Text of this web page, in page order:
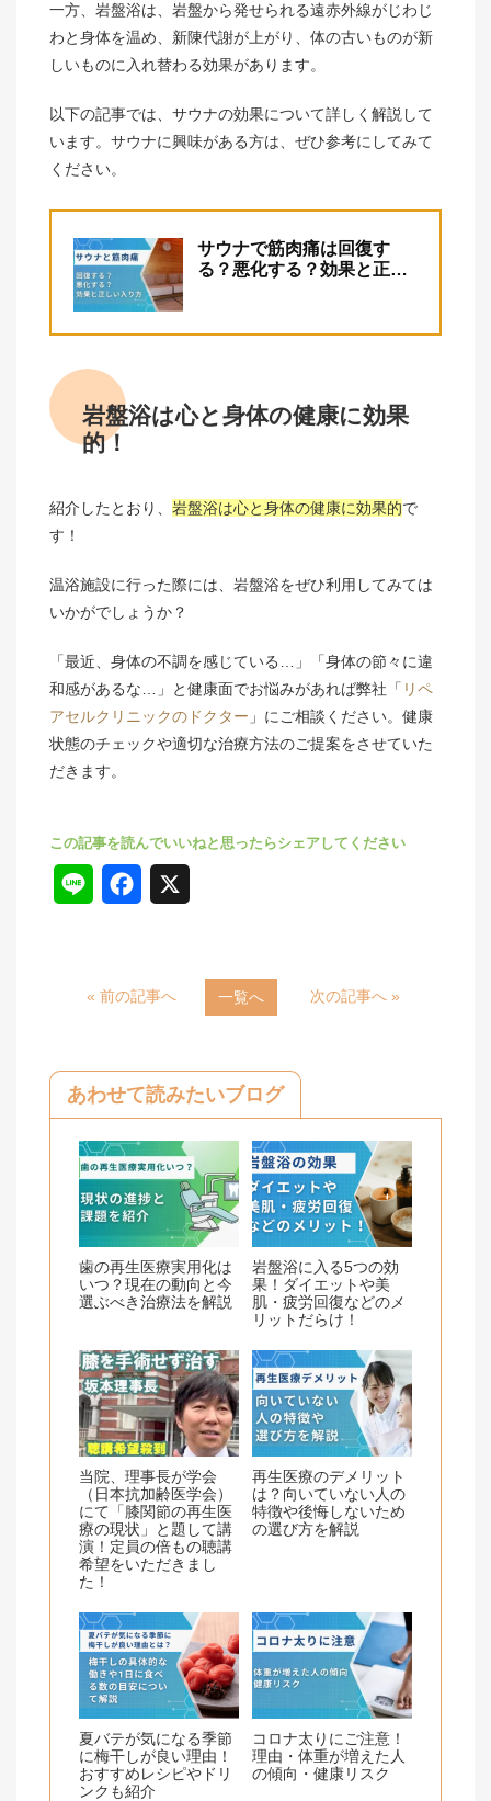
一方、岩盤浴は、岩盤から発せられる遠赤外線がじわじ
わと身体を温め、新陳代謝が上がり、体の古いものが新
しいものに入れ替わる効果があります。
以下の記事では、サウナの効果について詳しく解説して
います。サウナに興味がある方は、ぜひ参考にしてみて
ください。
サウナで筋肉痛は回復す
る？悪化する？効果と正し
岩盤浴は心と身体の健康に効果
的！
紹介したとおり、 岩盤浴は心と身体の健康に効果的で
す！
温浴施設に行った際には、岩盤浴をぜひ利用してみては
いかがでしょうか？
「最近、身体の不調を感じている…」「身体の節々に違
和感があるな…」と健康面でお悩みがあれば弊社「 リペ
アセルクリニックのドクター 」にご相談ください。健康
状態のチェックや適切な治療方法のご提案をさせていた
だきます。
e e
o
o
k
« 前の記事へ 一覧へ 次の記事へ »
あわせて読みたいブログ
歯の再生医療実用化は
いつ？現在の動向と今
選ぶべき治療法を解説
岩盤浴に入る5つの効
果！ダイエットや美
肌・疲労回復などのメ
リットだらけ！
当院、理事長が学会
（日本抗加齢医学会）
にて「膝関節の再生医
療の現状」と題して講
演！定員の倍もの聴講
希望をいただきまし
た！
再生医療のデメリット
は？向いていない人の
特徴や後悔しないため
の選び方を解説
夏バテが気になる季節
に梅干しが良い理由！
おすすめレシピやドリ
ンクも紹介
コロナ太りにご注意！
理由・体重が増えた人
の傾向・健康リスク